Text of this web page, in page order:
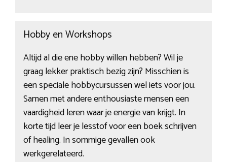
Hobby en Workshops
Altijd al die ene hobby willen hebben? Wil je
graag lekker praktisch bezig zijn? Misschien is
een speciale hobbycursussen wel iets voor jou.
Samen met andere enthousiaste mensen een
vaardigheid leren waar je energie van krijgt. In
korte tijd leer je lesstof voor een boek schrijven
of healing. In sommige gevallen ook
werkgerelateerd.